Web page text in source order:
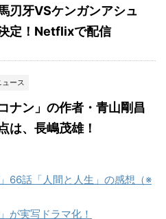
刃牙VSケンガンアシュ
定！Netflixで配信
ュース
ナン」の作者・青山剛昌
は、長嶋茂雄！
66話「人間と人生」の感想（※
が実写ドラマ化！